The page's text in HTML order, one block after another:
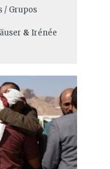
/ Grupos
& Irénée